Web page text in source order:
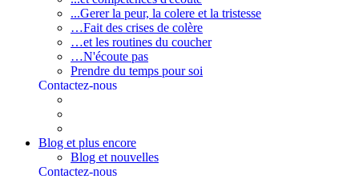
...Gerer la peur, la colere et la tristesse
…Fait des crises de colère
…et les routines du coucher
…N'écoute pas
Prendre du temps pour soi
Contactez-nous
Blog et plus encore
Blog et nouvelles
Contactez-nous